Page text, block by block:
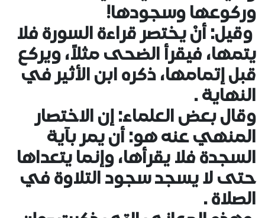
وركوعها وسجودها!
وقيل: أنْ يختصر قراءة السورة فلا
يتمها، فيقرأ الضحى مثلاً، ويركع
قبل إتمامها، ذكره ابن الأثير في
النهاية .
وقال بعض العلماء: إن الاختصار
المنهي عنه هو: أن يمر بآية
السجدة فلا يقرأها، وإنما يتعداها
حتى لا يسجد سجود التلاوة في
الصلاة .